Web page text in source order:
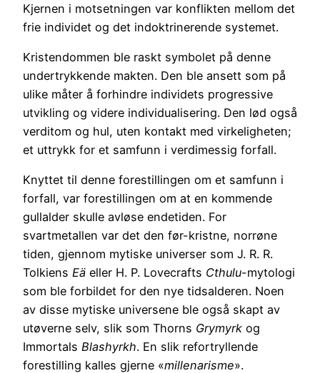
Kjernen i motsetningen var konflikten mellom det
frie individet og det indoktrinerende systemet.
Kristendommen ble raskt symbolet på denne
undertrykkende makten. Den ble ansett som på
ulike måter å forhindre individets progressive
utvikling og videre individualisering. Den lød også
verditom og hul, uten kontakt med virkeligheten;
et uttrykk for et samfunn i verdimessig forfall.
Knyttet til denne forestillingen om et samfunn i
forfall, var forestillingen om at en kommende
gullalder skulle avløse endetiden. For
svartmetallen var det den før-kristne, norrøne
tiden, gjennom mytiske universer som J. R. R.
Tolkiens Eä eller H. P. Lovecrafts Cthulu-mytologi
som ble forbildet for den nye tidsalderen. Noen
av disse mytiske universene ble også skapt av
utøverne selv, slik som Thorns Grymyrk og
Immortals Blashyrkh. En slik refortryllende
forestilling kalles gjerne «millenarisme».